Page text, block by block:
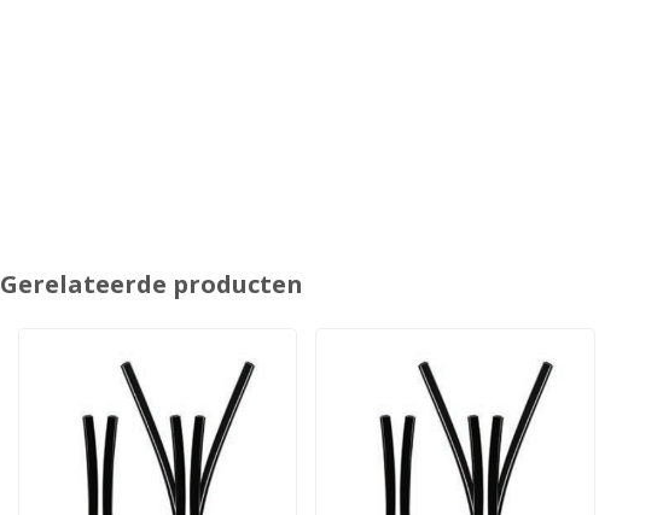
Gerelateerde producten